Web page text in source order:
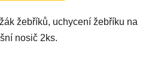
žebříků, uchycení žebříku na
nosič 2ks.